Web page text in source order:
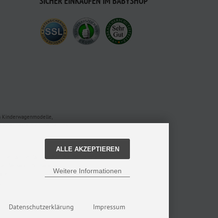
Kinderwagenmodelle,
oder bestellt online bei uns.
Familienfachgeschäft für Babyausstattung.
Versandinformationen.
ALLE AKZEPTIEREN
Weitere Informationen
Datenschutzerklärung Impressum